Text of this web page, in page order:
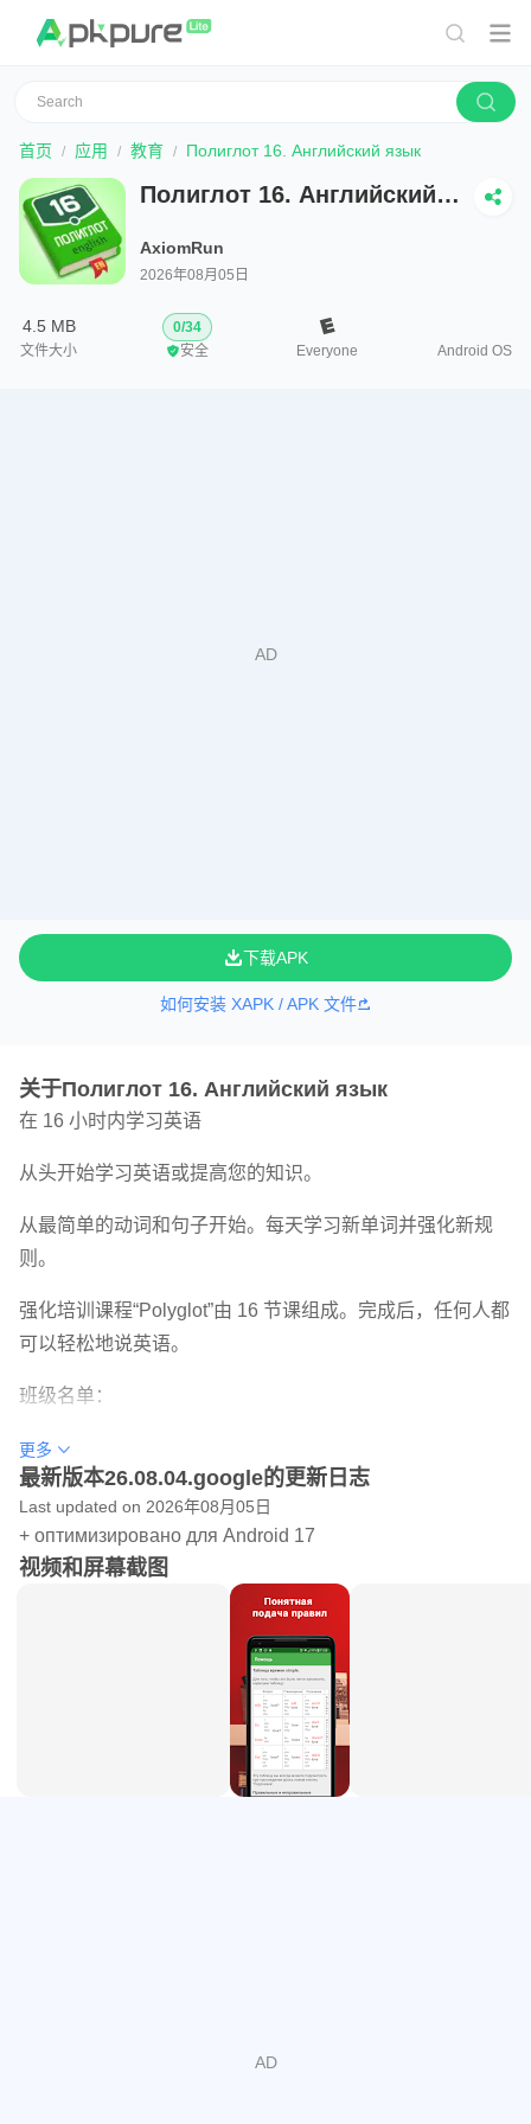
首页 应用 教育 Полиглот 16. Английский язык
Полиглот 16. Английский
AxiomRun
2026年08月05日
4.5 MB
文件大小
0/34
安全
Everyone Android OS
下载APK
如何安装 XAPK / APK 文件
关于Полиглот 16. Английский язык
在 16 小时内学习英语
从头开始学习英语或提高您的知识。
从最简单的动词和句子开始。每天学习新单词并强化新规
则。
强化培训课程“Polyglot”由 16 节课组成。完成后，任何人都
可以轻松地说英语。
班级名单：
1.动词的基本形式。
2. 代词。疑问词。
3.动词“成为”。地点介词。喜欢/想要。
4.所有格代词。
5. 专业。礼仪。
6.形容词的比较度。指示代词。
7. 词参数。使用很多很多。
11.情态动词可以，必须，应该。
更多
最新版本26.08.04.google的更新日志
Last updated on 2026年08月05日
+ оптимизировано для Android 17
视频和屏幕截图